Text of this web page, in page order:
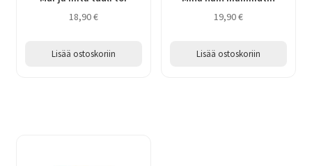
18,90€
Lisää ostoskoriin
19,90€
Lisää ostoskoriin